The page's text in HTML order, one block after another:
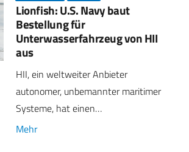
Lionfish: U.S. Navy baut
Bestellung für
Unterwasserfahrzeug von HII
aus
HII, ein weltweiter Anbieter
autonomer, unbemannter maritimer
Systeme, hat einen…
Mehr